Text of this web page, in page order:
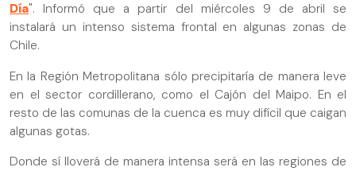
Día". Informó que a partir del miércoles 9 de abril se
instalará un intenso sistema frontal en algunas zonas de
Chile.
En la Región Metropolitana sólo precipitaría de manera leve
en el sector cordillerano, como el Cajón del Maipo. En el
resto de las comunas de la cuenca es muy difícil que caigan
algunas gotas.
Donde sí lloverá de manera intensa será en las regiones de